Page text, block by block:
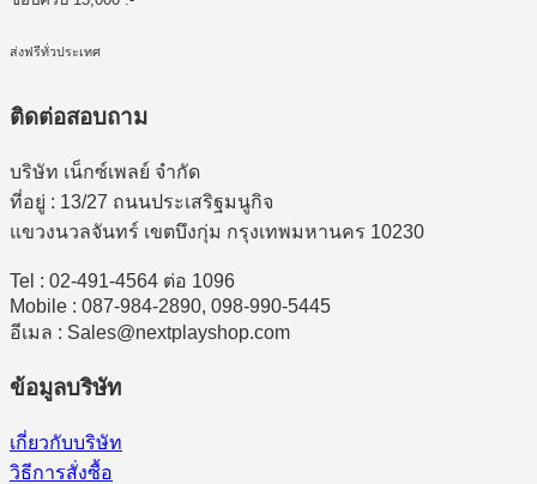
ส่งฟรีทั่วประเทศ
ติดต่อสอบถาม
บริษัท เน็กซ์เพลย์ จำกัด
ที่อยู่ : 13/27 ถนนประเสริฐมนูกิจ
แขวงนวลจันทร์ เขตบึงกุ่ม กรุงเทพมหานคร 10230
Tel : 02-491-4564 ต่อ 1096
Mobile : 087-984-2890, 098-990-5445
อีเมล : Sales@nextplayshop.com
ข้อมูลบริษัท
เกี่ยวกับบริษัท
วิธีการสั่งซื้อ